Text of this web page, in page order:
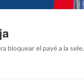
bloquear el payé a la sele.